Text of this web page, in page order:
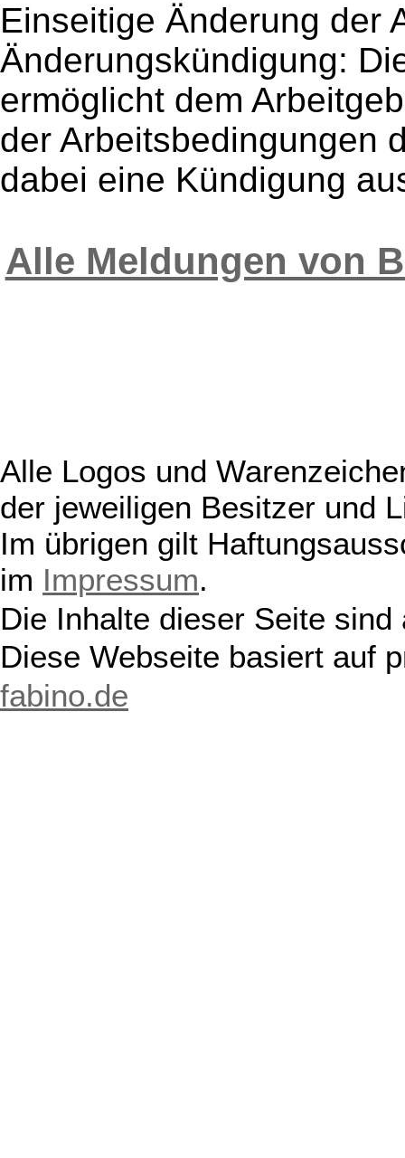
Einseitige Änderung der
Änderungskündigung:
ermöglicht dem
der Arbeitsbedingungen
dabei eine Kündigung
Alle Meldungen von
Alle Logos und
der jeweiligen Besitzer und
Im übrigen gilt
im Impressum.
Die Inhalte dieser Seite
Diese Webseite basiert auf
fabino.de